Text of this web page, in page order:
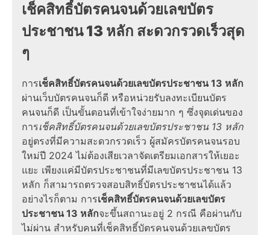
เช็คสิทธิ์บัตรคนจนด้วยเลขบัตร
ประชาชน 13 หลัก สะดวกรวดเร็วสุด
ๆ
การเช็คสิทธิ์บัตรคนจนด้วยเลขบัตรประชาชน 13 หลัก
ผ่านเว็บบัตรคนจนก็ดี หรือหน่วยรับลงทะเบียนบัตร
คนจนก็ดี เป็นขั้นตอนที่เข้าใจง่ายมาก ๆ ซึ่งจุดเด่นของ
การเช็คสิทธิ์บัตรคนจนด้วยเลขบัตรประชาชน 13 หลัก
อยู่ตรงที่มีความสะดวกรวดเร็ว ผู้สมัครบัตรคนจนรอบ
ใหม่ปี 2024 ไม่ต้องเสียเวลาจัดเตรียมเอกสารให้เยอะ
แยะ เพียงแค่มีบัตรประชาชนที่มีเลขบัตรประชาชน 13
หลัก ก็สามารถตรวจสอบสิทธิ์บัตรประชาชนได้แล้ว
อย่างไรก็ตาม การเช็คสิทธิ์บัตรคนจนด้วยเลขบัตร
ประชาชน 13 หลักจะขึ้นสถานะอยู่ 2 กรณี คือผ่านกับ
ไม่ผ่าน สำหรับคนที่เช็คสิทธิ์บัตรคนจนด้วยเลขบัตร